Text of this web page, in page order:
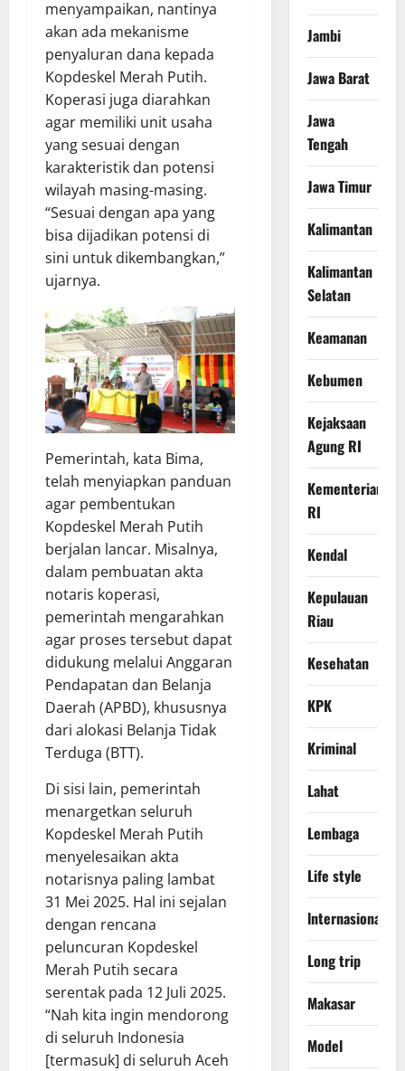
menyampaikan, nantinya
akan ada mekanisme
penyaluran dana kepada
Kopdeskel Merah Putih.
Koperasi juga diarahkan
agar memiliki unit usaha
yang sesuai dengan
karakteristik dan potensi
wilayah masing-masing.
“Sesuai dengan apa yang
bisa dijadikan potensi di
sini untuk dikembangkan,”
ujarnya.
Pemerintah, kata Bima,
telah menyiapkan panduan
agar pembentukan
Kopdeskel Merah Putih
berjalan lancar. Misalnya,
dalam pembuatan akta
notaris koperasi,
pemerintah mengarahkan
agar proses tersebut dapat
didukung melalui Anggaran
Pendapatan dan Belanja
Daerah (APBD), khususnya
dari alokasi Belanja Tidak
Terduga (BTT).
Di sisi lain, pemerintah
menargetkan seluruh
Kopdeskel Merah Putih
menyelesaikan akta
notarisnya paling lambat
31 Mei 2025. Hal ini sejalan
dengan rencana
peluncuran Kopdeskel
Merah Putih secara
serentak pada 12 Juli 2025.
“Nah kita ingin mendorong
di seluruh Indonesia
[termasuk] di seluruh Aceh
Jambi
Jawa Barat
Jawa
Tengah
Jawa Timur
Kalimantan
Kalimantan
Selatan
Keamanan
Kebumen
Kejaksaan
Agung RI
Kementerian
RI
Kendal
Kepulauan
Riau
Kesehatan
KPK
Kriminal
Lahat
Lembaga
Life style
lnternasional
Long trip
Makasar
Model